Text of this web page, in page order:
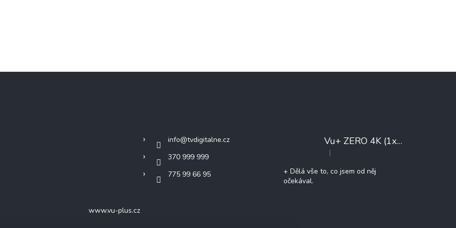
info@tvdigitalne.cz
370 999 999
775 99 66 95
Vu+ ZERO 4K (1x DVB-T2/C)
Hodnocení produktu je 5 z 5 hvězdiček.
|
+ Dělá vše to, co jsem od něj
očekával.
www.vu-plus.cz